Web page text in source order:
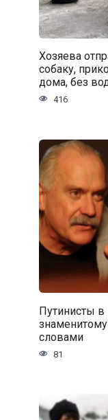
Хозяева
собаку,
дома, без
416
Путинисты
словами
81